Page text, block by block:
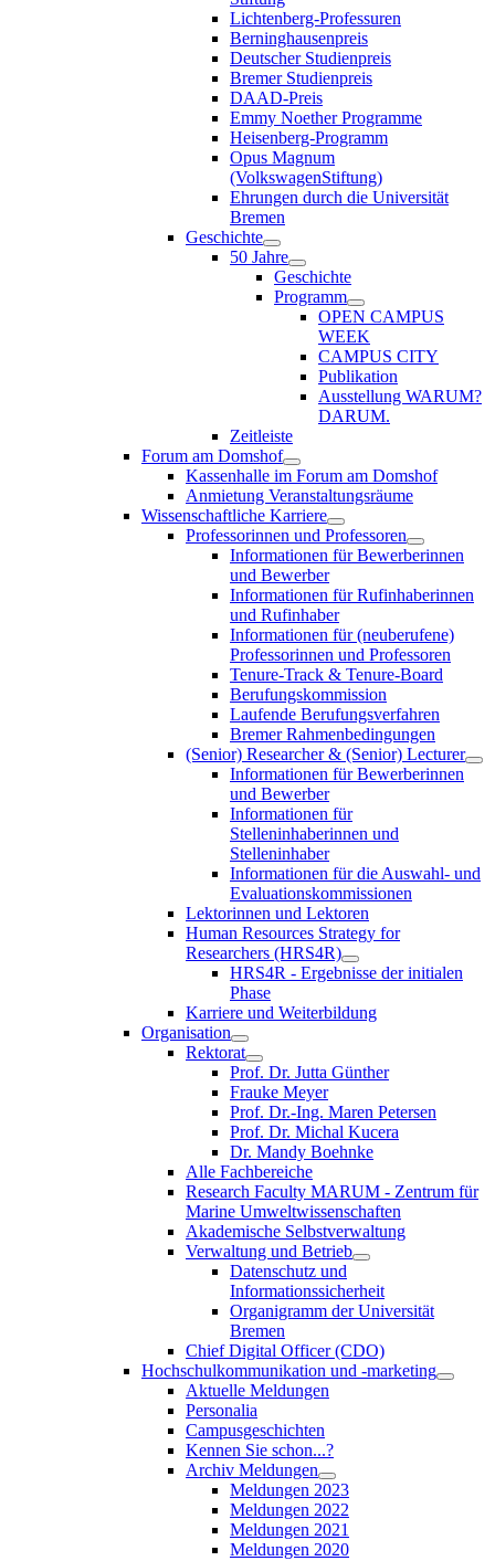
Lichtenberg-Professuren
Berninghausenpreis
Deutscher Studienpreis
Bremer Studienpreis
DAAD-Preis
Emmy Noether Programme
Heisenberg-Programm
Opus Magnum
(VolkswagenStiftung)
Ehrungen durch die Universität
Bremen
Geschichte
50 Jahre
Geschichte
Programm
OPEN CAMPUS
WEEK
CAMPUS CITY
Publikation
Ausstellung WARUM?
DARUM.
Zeitleiste
Forum am Domshof
Kassenhalle im Forum am Domshof
Anmietung Veranstaltungsräume
Wissenschaftliche Karriere
Professorinnen und Professoren
Informationen für Bewerberinnen
und Bewerber
Informationen für Rufinhaberinnen
und Rufinhaber
Informationen für (neuberufene)
Professorinnen und Professoren
Tenure-Track & Tenure-Board
Berufungskommission
Laufende Berufungsverfahren
Bremer Rahmenbedingungen
(Senior) Researcher & (Senior) Lecturer
Informationen für Bewerberinnen
und Bewerber
Informationen für
Stelleninhaberinnen und
Stelleninhaber
Informationen für die Auswahl- und
Evaluationskommissionen
Lektorinnen und Lektoren
Human Resources Strategy for
Researchers (HRS4R)
HRS4R - Ergebnisse der initialen
Phase
Karriere und Weiterbildung
Organisation
Rektorat
Prof. Dr. Jutta Günther
Frauke Meyer
Prof. Dr.-Ing. Maren Petersen
Prof. Dr. Michal Kucera
Dr. Mandy Boehnke
Alle Fachbereiche
Research Faculty MARUM - Zentrum für
Marine Umweltwissenschaften
Akademische Selbstverwaltung
Verwaltung und Betrieb
Datenschutz und
Informationssicherheit
Organigramm der Universität
Bremen
Chief Digital Officer (CDO)
Hochschulkommunikation und -marketing
Aktuelle Meldungen
Personalia
Campusgeschichten
Kennen Sie schon...?
Archiv Meldungen
Meldungen 2023
Meldungen 2022
Meldungen 2021
Meldungen 2020